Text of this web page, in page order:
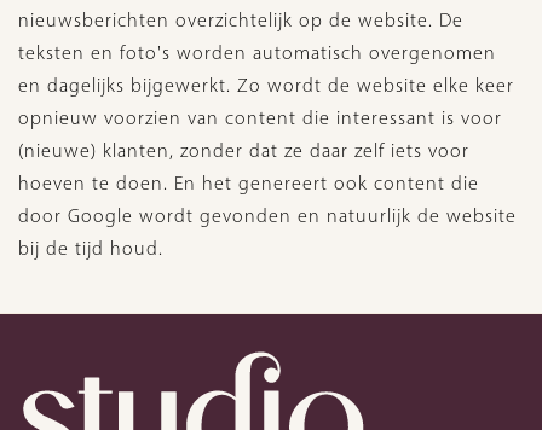
nieuwsberichten overzichtelijk op de website. De
teksten en foto's worden automatisch overgenomen
en dagelijks bijgewerkt. Zo wordt de website elke keer
opnieuw voorzien van content die interessant is voor
(nieuwe) klanten, zonder dat ze daar zelf iets voor
hoeven te doen. En het genereert ook content die
door Google wordt gevonden en natuurlijk de website
bij de tijd houd.